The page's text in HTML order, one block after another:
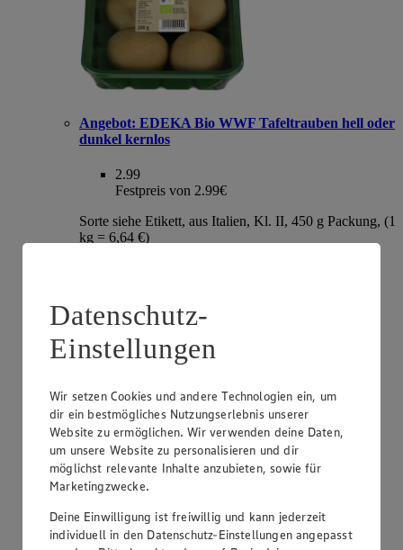
Angebot: EDEKA Bio WWF Tafeltrauben hell oder
dunkel kernlos
2.99
Festpreis von 2.99€
Sorte siehe Etikett, aus Italien, Kl. II, 450 g Packung, (1
kg = 6,64 €)
Angebot:EDEKA Genussmomente Tafeltrauben
rot kernlos "Candy Snaps"
2.99
Festpreis von 2.99€
Datenschutz-
Einstellungen
Wir setzen Cookies und andere Technologien ein, um
dir ein bestmögliches Nutzungserlebnis unserer
Website zu ermöglichen. Wir verwenden deine Daten,
um unsere Website zu personalisieren und dir
möglichst relevante Inhalte anzubieten, sowie für
Marketingzwecke.
Deine Einwilligung ist freiwillig und kann jederzeit
individuell in den Datenschutz-Einstellungen angepasst